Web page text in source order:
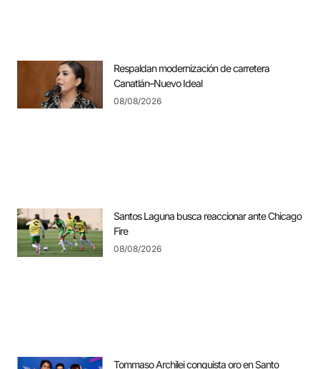
Respaldan modernización de carretera
Canatlán–Nuevo Ideal
08/08/2026
Santos Laguna busca reaccionar ante Chicago
Fire
08/08/2026
Tommaso Archilei conquista oro en Santo